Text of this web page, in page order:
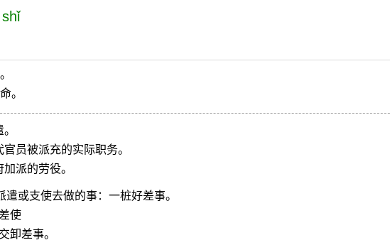
。
官员被派充的实际职务。
派的劳役。
或支使去做的事：一桩好差事。
使
卸差事。